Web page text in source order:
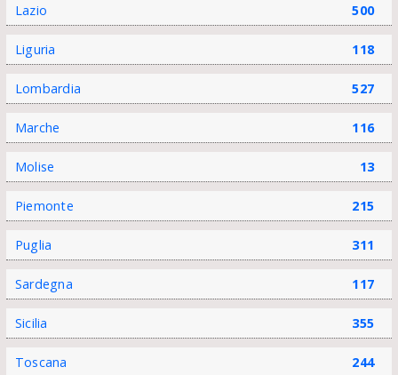
Lazio 500
Liguria 118
Lombardia 527
Marche 116
Molise 13
Piemonte 215
Puglia 311
Sardegna 117
Sicilia 355
Toscana 244